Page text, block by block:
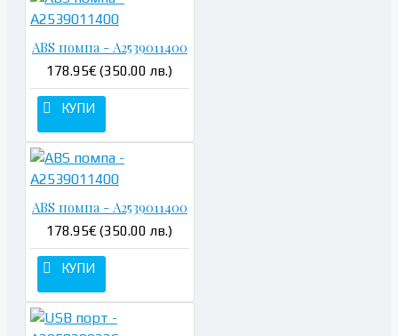
ABS помпа - A2539011400
178.95€ (350.00 лв.)
КУПИ
ABS помпа - A2539011400
178.95€ (350.00 лв.)
КУПИ